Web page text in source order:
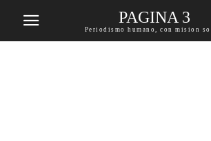
PAGINA 3
Periodismo humano, con mision